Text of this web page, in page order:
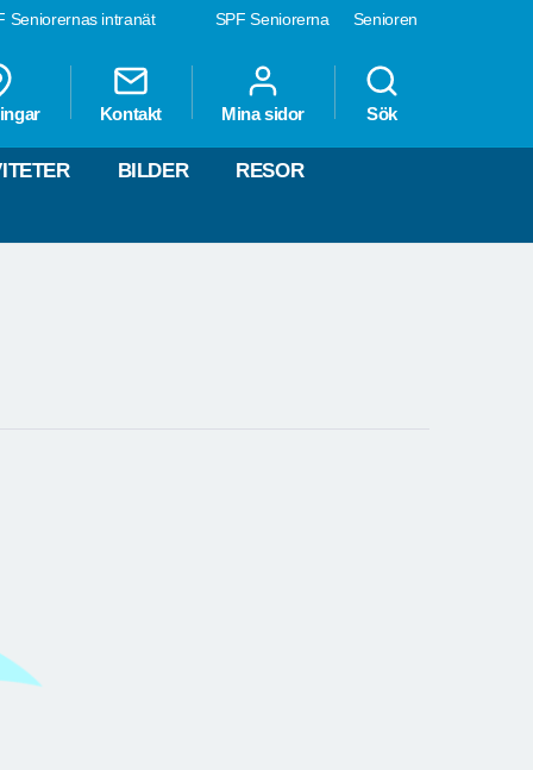
SPF Seniorerna Senioren
Seniorernas intranät
Kontakt Mina sidor Sök
BILDER RESOR